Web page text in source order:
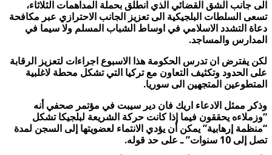
الى جانب الشق القضائي الذي انطلق بحملة المداهمات الثلاثاء،
تسعى السلطات البلجيكية الى تعزيز الجانب الاحترازي عبر مكافحة
دعاة التشدد الاسلامي في اوساط الشباب المسلم ولا سيما في
المدارس والمساجد.
لكن يفترض ان تدرس الحكومة هذا الاسبوع اجراءات لتعزيز الرقابة
على الحدود وتكثيف التعاون مع تركيا التي تشكل محطة لاغلبية
المتطوعين المتجهين الى سوريا.
وذكر ممثل الادعاء اريك فان دير سيبت في مؤتمر صحفي أنه
“وزملاءه يحققون فيما إذا كانت حركة الشريعة لبلجيكا تشكل
“منظمة إرهابية” يمكن أن يؤدي الانتماء لعضويتها إلى السجن لمدة
تصل إلى 10 سنوات” ـ على حد قوله
.